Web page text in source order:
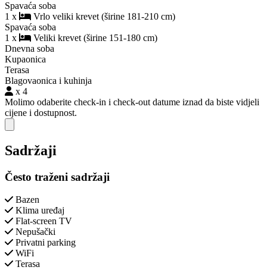
Spavaća soba
1 x
Vrlo veliki krevet (širine 181-210 cm)
Spavaća soba
1 x
Veliki krevet (širine 151-180 cm)
Dnevna soba
Kupaonica
Terasa
Blagovaonica i kuhinja
x 4
Molimo odaberite check-in i check-out datume iznad da biste vidjeli
cijene i dostupnost.
Close modal
Sadržaji
Često traženi sadržaji
Bazen
Klima uređaj
Flat-screen TV
Nepušački
Privatni parking
WiFi
Terasa